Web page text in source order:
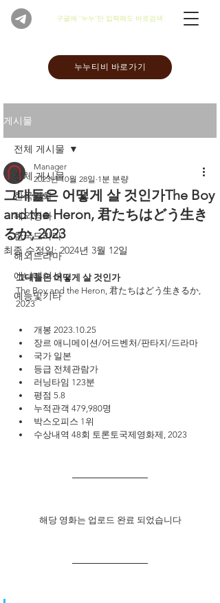
​구글에 '누누'만 입력해도 바로검색
누누티비 바로가기
게시물
전체 게시물
한국영화
해외영화
한국드라마
해외드라마
애니메이션
예능및기타
전체 게시물
그대들은 어떻게 살 것인가The Boy
and the Heron, 君たちはどう生き
るか, 2023
Manager
2023년 10월 28일 1분 분량
최종 수정일:2024년 3월 12일
그대들은 어떻게 살 것인가
The Boy and the Heron, 君たちはどう生きるか,
2023
개봉 2023.10.25
장르 애니메이션/어드벤처/판타지/드라마
국가 일본
등급 전체관람가
러닝타임 123분
평점 5.8
누적관객 479,980명
박스오피스 1위
수상내역 48회 토론토국제영화제, 2023
해당 영화는 업로드 완료 되었습니다